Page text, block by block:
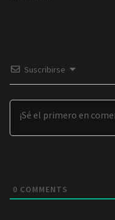
Suscribirse
0 COMMENTS